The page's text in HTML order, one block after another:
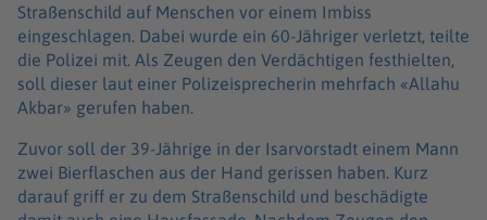
Straßenschild auf Menschen vor einem Imbiss
eingeschlagen. Dabei wurde ein 60-Jähriger verletzt, teilte
die Polizei mit. Als Zeugen den Verdächtigen festhielten,
soll dieser laut einer Polizeisprecherin mehrfach «Allahu
Akbar» gerufen haben.
Zuvor soll der 39-Jährige in der Isarvorstadt einem Mann
zwei Bierflaschen aus der Hand gerissen haben. Kurz
darauf griff er zu dem Straßenschild und beschädigte